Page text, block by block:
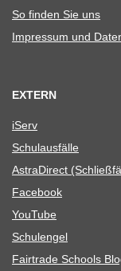
So fin­den Sie uns
Impres­sum und
EXTERN
iServ
Schul­aus­fälle
Astra­Di­rect
Face­book
You­Tube
Schul­en­gel
Fair­trade Schools